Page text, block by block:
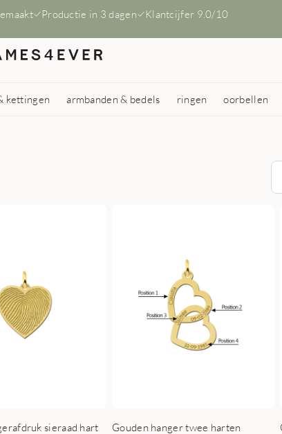
Productie in 3 dagen Klantcijfer 9.0/10
kettingen armbanden & bedels ringen oorbellen
sieraad hart
Gouden hanger twee harten